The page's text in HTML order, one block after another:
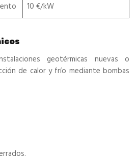
10 €/kW
geotérmicas nuevas o
de calor y frío mediante bombas